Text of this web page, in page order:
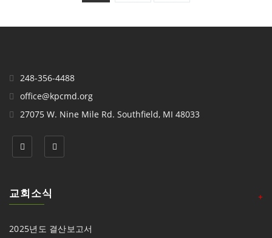
248-356-4488
office@kpcmd.org
27075 W. Nine Mile Rd. Southfield, MI 48033
교회소식 +
2025년도 결산보고서